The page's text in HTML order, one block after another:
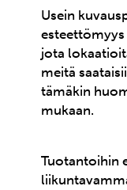
Usein
jota
meitä
tämäkin
mukaan.
Tuotantoihin